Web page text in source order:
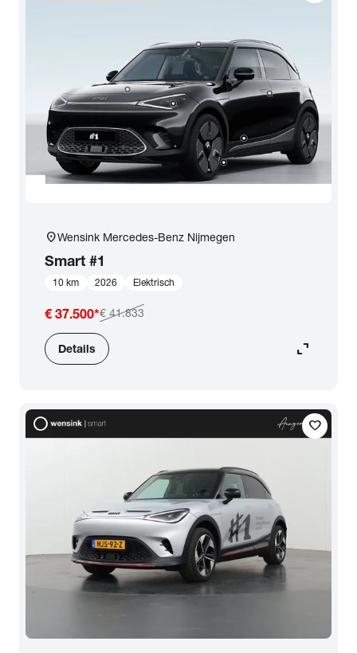
location_onWensink Mercedes-Benz Nijmegen
Smart #1
10 km 2026 Elektrisch
€ 37.500*€ 41.833
Details expand_content
favorite